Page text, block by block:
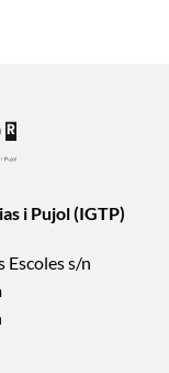
i Pujol (IGTP)
Escoles s/n